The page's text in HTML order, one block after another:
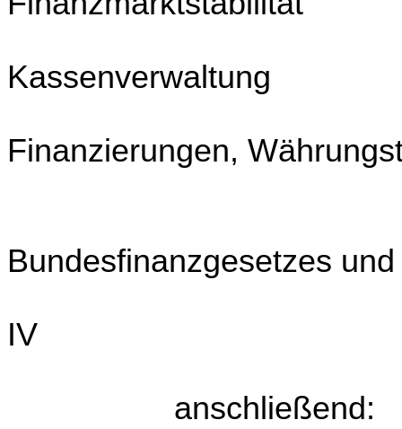
Kassenverwaltung
Finanzierungen,
Bundesfinanzgesetzes
IV
anschließend: